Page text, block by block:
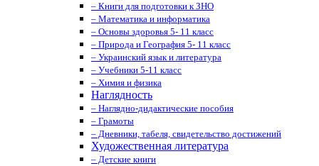
– Книги для подготовки к ЗНО
– Математика и информатика
– Основы здоровья 5- 11 класс
– Природа и География 5- 11 класс
– Украинский язык и литература
– Учебники 5-11 класс
– Химия и физика
Наглядность
– Наглядно-дидактические пособия
– Грамоты
– Дневники, табеля, свидетельство достижений
Художественная литература
– Детские книги